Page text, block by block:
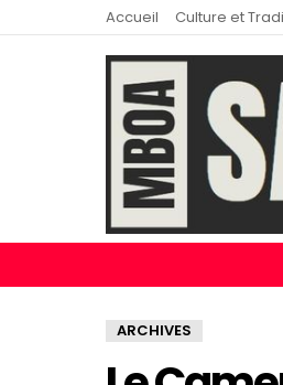
Accueil Culture et
ARCHIVES